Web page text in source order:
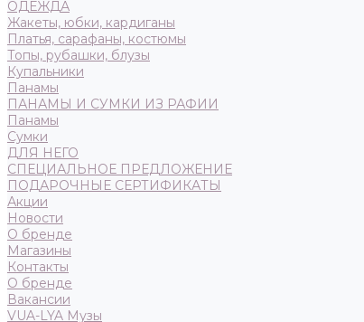
ОДЕЖДА
Жакеты, юбки, кардиганы
Платья, сарафаны, костюмы
Топы, рубашки, блузы
Купальники
Панамы
ПАНАМЫ И СУМКИ ИЗ РАФИИ
Панамы
Сумки
ДЛЯ НЕГО
СПЕЦИАЛЬНОЕ ПРЕДЛОЖЕНИЕ
ПОДАРОЧНЫЕ СЕРТИФИКАТЫ
Акции
Новости
О бренде
Магазины
Контакты
О бренде
Вакансии
VUA-LYA Музы